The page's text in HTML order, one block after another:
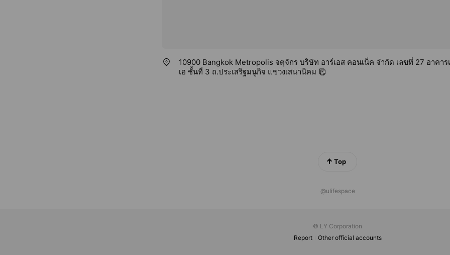
10900 Bangkok Metropolis จตุจักร บริษัท อาร์เอส คอนเน็ค จำกัด เลขที่ 27 อาคาร
เอ ชั้นที่ 3 ถ.ประเสริฐมนูกิจ แขวงเสนานิคม
Top
@ulifespace
© LY Corporation
Report
Other official accounts